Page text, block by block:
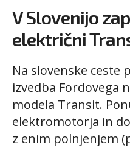
V Slovenijo
električni
Na slovenske ceste
izvedba Fordovega
modela Transit.
elektromotorja in
z enim polnjenjem